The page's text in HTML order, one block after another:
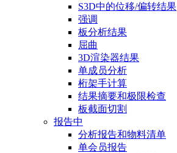
S3D中的位移/偏转结果
强调
板分析结果
屈曲
3D渲染器结果
单成员分析
桁架手计算
结果摘要和极限检查
板截面切割
报告中
分析报告和物料清单
单会员报告